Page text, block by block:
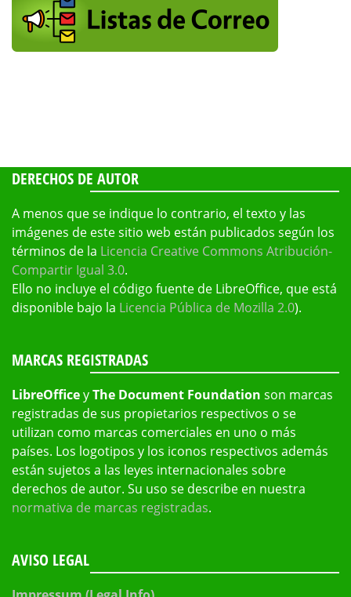
DERECHOS DE AUTOR
A menos que se indique lo contrario, el texto y las
imágenes de este sitio web están publicados según los
términos de la Licencia Creative Commons Atribución-
Compartir Igual 3.0.
Ello no incluye el código fuente de LibreOffice, que está
disponible bajo la Licencia Pública de Mozilla 2.0).
MARCAS REGISTRADAS
LibreOfficeyThe Document Foundation son marcas
registradas de sus propietarios respectivos o se
utilizan como marcas comerciales en uno o más
países. Los logotipos y los iconos respectivos además
están sujetos a las leyes internacionales sobre
derechos de autor. Su uso se describe en nuestra
normativa de marcas registradas.
AVISO LEGAL